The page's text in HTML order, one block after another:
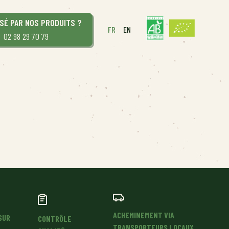
PAR NOS PRODUITS ?
02 98 29 70 79
FR EN
CONTRÔLE
ACHEMINEMENT VIA